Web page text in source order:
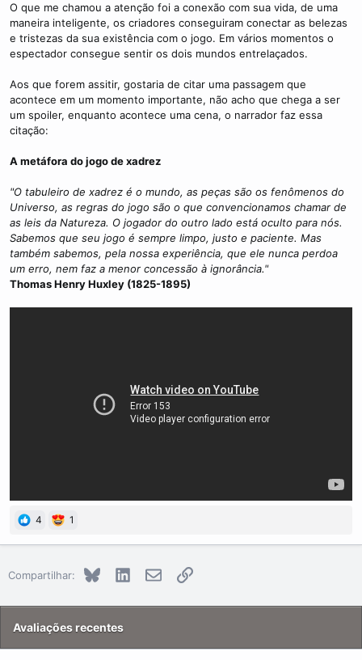
O que me chamou a atenção foi a conexão com sua vida, de uma
maneira inteligente, os criadores conseguiram conectar as belezas
e tristezas da sua existência com o jogo. Em vários momentos o
espectador consegue sentir os dois mundos entrelaçados.
Aos que forem assitir, gostaria de citar uma passagem que
acontece em um momento importante, não acho que chega a ser
um spoiler, enquanto acontece uma cena, o narrador faz essa
citação:
A metáfora do jogo de xadrez
"O tabuleiro de xadrez é o mundo, as peças são os fenômenos do
Universo, as regras do jogo são o que convencionamos chamar de
as leis da Natureza. O jogador do outro lado está oculto para nós.
Sabemos que seu jogo é sempre limpo, justo e paciente. Mas
também sabemos, pela nossa experiência, que ele nunca perdoa
um erro, nem faz a menor concessão à ignorância."
Thomas Henry Huxley (1825-1895)
4 1
Compartilhar: BlueskyLinkedInE-mailLink
Avaliações recentes